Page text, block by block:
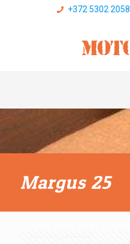
+372 5302 2058
Margus 25